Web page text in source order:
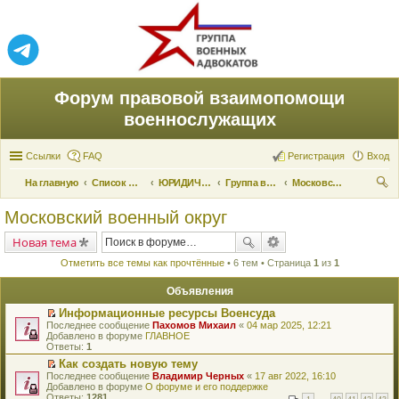
Форум правовой взаимопомощи
военнослужащих
Ссылки FAQ Вход
Регистрация
На главную Список форумов ЮРИДИЧЕСКАЯ ПОМОЩЬ Группа военных адвокатов
Московский военный округ
Московский военный округ
Новая тема
Отметить все темы как прочтённые• 6 тем • Страница 1 из 1
Объявления
П
е
р
е
й
т
и
Информационные ресурсы Военсуда
Последнее сообщение Пахомов Михаил « 04 мар 2025, 12:21
Добавлено в форуме ГЛАВНОЕ
Ответы: 1
П
е
р
Как создать новую тему
Последнее сообщение Владимир Черных « 17 авг 2022, 16:10
Добавлено в форуме О форуме и его поддержке